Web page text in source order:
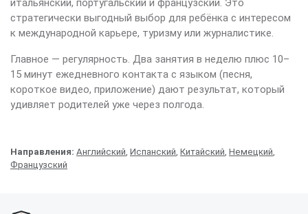
стратегически выгодный выбор для ребёнка с интересом
к международной карьере, туризму или журналистике.
Главное — регулярность. Два занятия в неделю плюс 10–
15 минут ежедневного контакта с языком (песня,
короткое видео, приложение) дают результат, который
удивляет родителей уже через полгода.
Направления: Английский Испанский Китайский Немецкий
Французский